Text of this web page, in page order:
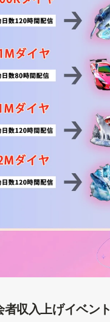
者収入上げイベント